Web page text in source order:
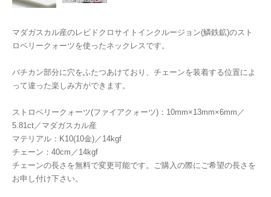
マダガスカル産のレビドクロサイトインクルージョン(鱗鉄鉱)のスト
ロベリークォーツを使ったネックレスです。
バチカン部分に穴をふたつあけており、チェーンを装着する位置によ
って違った楽しみ方ができます。
ストロベリークォーツ(ファイアクォーツ)：10mm×13mm×6mm／
5.81ct／マダガスカル産
マテリアル：K10(10金)／14kgf
チェーン：40cm／14kgf
チェーンの長さを無料で変更可能です。ご購入の際にご希望の長さを
お申し付け下さい。